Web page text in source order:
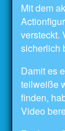
Mit dem
versteckt.
sicherlich
Damit es
teilweiße
finden,
Video